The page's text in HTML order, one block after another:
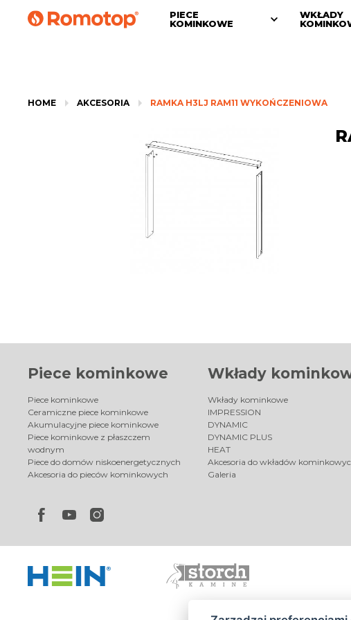
PIECE
KOMINKOWE
WKŁADY
HOME AKCESORIA RAMKA H3LJ RAM11 WYKOŃCZENIOWA
Piece kominkowe
Piece kominkowe
Ceramiczne piece kominkowe
Akumulacyjne piece kominkowe
Piece kominkowe z płaszczem
wodnym
Piece do domów niskoenergetycznych
Akcesoria do pieców kominkowych
Wkłady
Wkłady kominkowe
IMPRESSION
DYNAMIC
DYNAMIC PLUS
HEAT
Akcesoria do wkładów
Galeria